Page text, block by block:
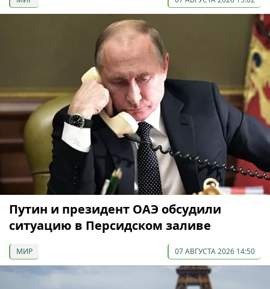
Путин и президент ОАЭ обсудили
ситуацию в Персидском заливе
МИР 07 АВГУСТА 2026 14:50